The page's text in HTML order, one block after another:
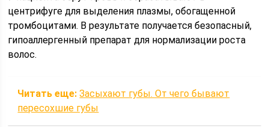
центрифуге для выделения плазмы, обогащенной
тромбоцитами. В результате получается безопасный,
гипоаллергенный препарат для нормализации роста
волос.
Читать еще: Засыхают губы. От чего бывают
пересохшие губы